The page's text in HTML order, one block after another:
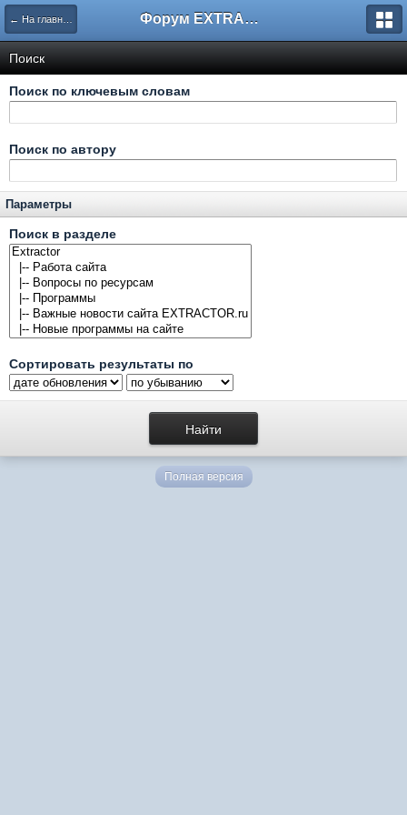
← На главную Форум EXTRACTOR.ru
Поиск
Поиск по ключевым словам
Поиск по автору
Параметры
Поиск в разделе
Сортировать результаты по
Полная версия